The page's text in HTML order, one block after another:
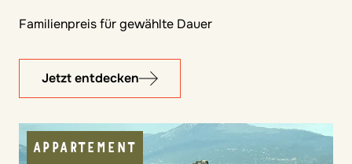
Familienpreis für gewählte Dauer
Jetzt entdecken
APPARTEMENT